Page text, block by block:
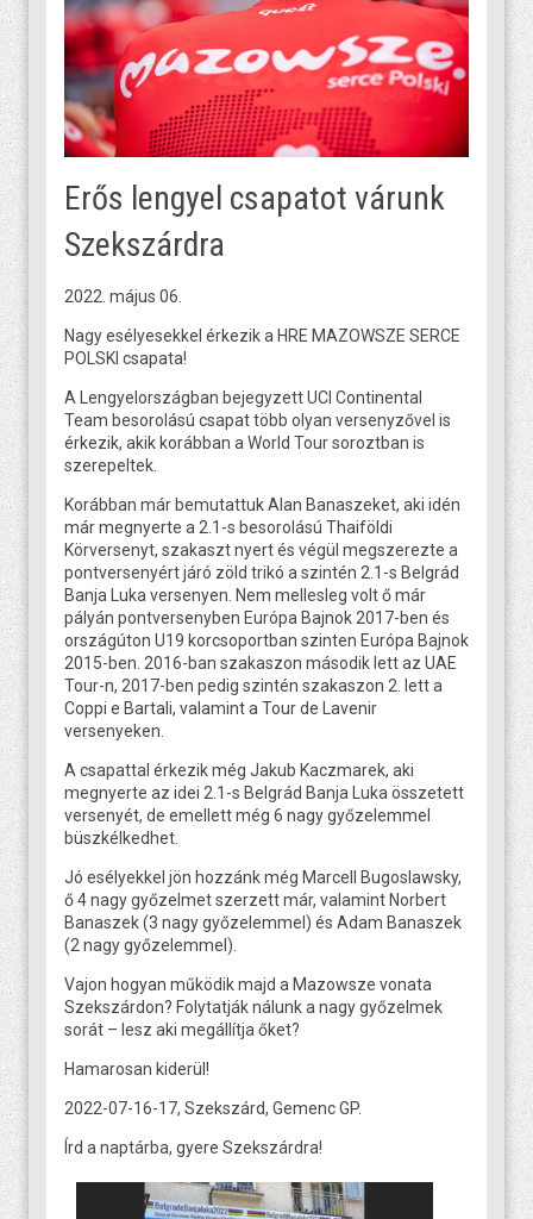
Erős lengyel csapatot várunk
Szekszárdra
2022. május 06.
Nagy esélyesekkel érkezik a HRE MAZOWSZE SERCE
POLSKI csapata!
A Lengyelországban bejegyzett UCI Continental
Team besorolású csapat több olyan versenyzővel is
érkezik, akik korábban a World Tour soroztban is
szerepeltek.
Korábban már bemutattuk Alan Banaszeket, aki idén
már megnyerte a 2.1-s besorolású Thaiföldi
Körversenyt, szakaszt nyert és végül megszerezte a
pontversenyért járó zöld trikó a szintén 2.1-s Belgrád
Banja Luka versenyen. Nem mellesleg volt ő már
pályán pontversenyben Európa Bajnok 2017-ben és
országúton U19 korcsoportban szinten Európa Bajnok
2015-ben. 2016-ban szakaszon második lett az UAE
Tour-n, 2017-ben pedig szintén szakaszon 2. lett a
Coppi e Bartali, valamint a Tour de Lavenir
versenyeken.
A csapattal érkezik még Jakub Kaczmarek, aki
megnyerte az idei 2.1-s Belgrád Banja Luka összetett
versenyét, de emellett még 6 nagy győzelemmel
büszkélkedhet.
Jó esélyekkel jön hozzánk még Marcell Bugoslawsky,
ő 4 nagy győzelmet szerzett már, valamint Norbert
Banaszek (3 nagy győzelemmel) és Adam Banaszek
(2 nagy győzelemmel).
Vajon hogyan működik majd a Mazowsze vonata
Szekszárdon? Folytatják nálunk a nagy győzelmek
sorát – lesz aki megállítja őket?
Hamarosan kiderül!
2022-07-16-17, Szekszárd, Gemenc GP.
Írd a naptárba, gyere Szekszárdra!